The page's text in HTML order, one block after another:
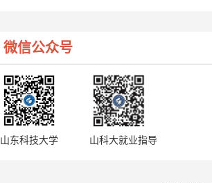
微信公众号
山东科技大学 山科大就业指导